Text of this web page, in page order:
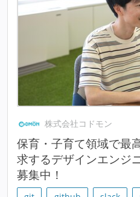
株式会社コドモン
保育・子育て領域で最
求するデザインエンジ
募集中！